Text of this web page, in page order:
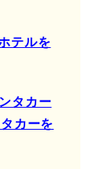
テルを
タカー
カーを